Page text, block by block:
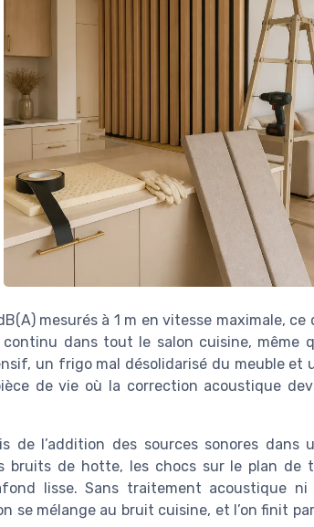
mesurés à 1 m en vitesse maximale, ce
dans tout le salon cuisine, même
un frigo mal désolidarisé du meuble et
de vie où la correction acoustique
de l’addition des sources sonores dans
bruits de hotte, les chocs sur le plan de
lisse. Sans traitement acoustique ni
se mélange au bruit cuisine, et l’on finit